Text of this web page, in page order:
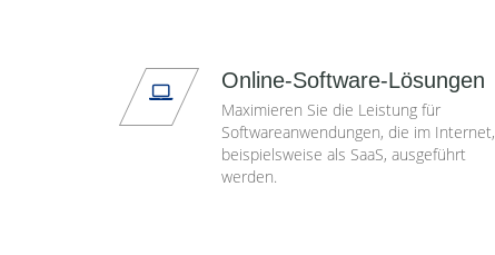
Online-Software-Lösungen
Maximieren Sie die Leistung für
Softwareanwendungen, die im Internet,
beispielsweise als SaaS, ausgeführt
werden.